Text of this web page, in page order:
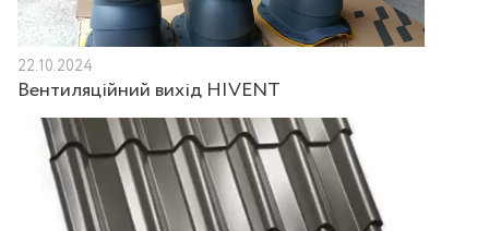
22.10.2024
Вентиляційний вихід HIVENT